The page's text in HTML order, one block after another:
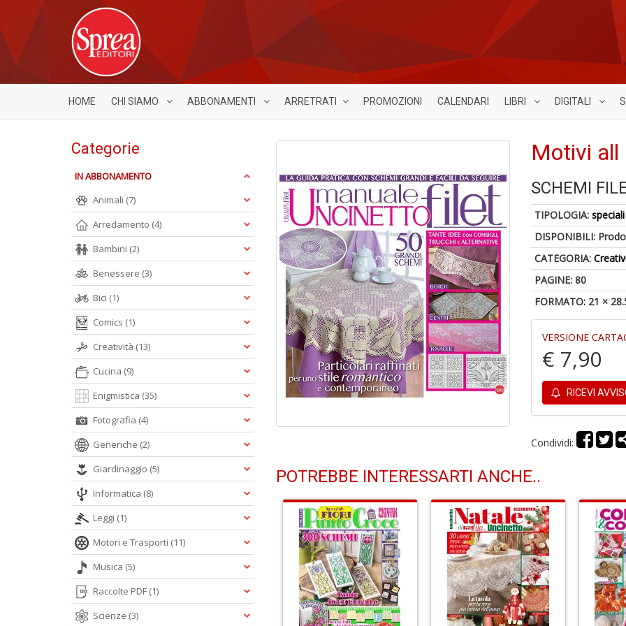
HOME CHI SIAMO ABBONAMENTI ARRETRATI PROMOZIONI CALENDARI LIBRI DIGITALI
Motivi all
SCHEMI
TIPOLOGIA:speciali
DISPONIBILI:
CATEGORIA:
PAGINE: 80
FORMATO: 21 ×
VERSIONE
€ 7,90
RICEVI
Condividi:
POTREBBE INTERESSARTI ANCHE..
Categorie
IN ABBONAMENTO
Animali (7)
Arredamento (4)
Bambini (2)
Benessere (3)
Bici (1)
Comics (1)
Creatività (13)
Cucina (9)
Enigmistica (35)
Fotografia (4)
Generiche (2)
Giardinaggio (5)
Informatica (8)
Leggi (1)
Motori e Trasporti (11)
Musica (5)
Raccolte PDF (1)
Scienze (3)